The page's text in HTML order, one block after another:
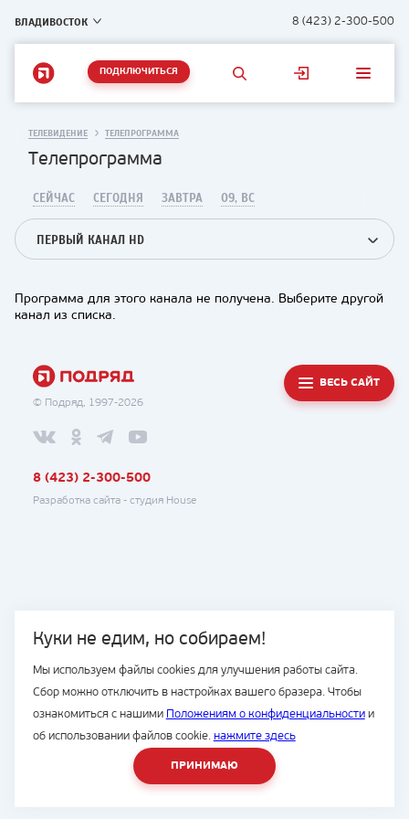
ВЛАДИВОСТОК 8 (423) 2-300-500
ПОДКЛЮЧИТЬСЯ
Куки не едим, но собираем!
Мы используем файлы cookies для улучшения работы сайта.
Сбор можно отключить в настройках вашего бразера. Чтобы
ознакомиться с нашими Положениям о конфиденциальностии
об использовании файлов cookie. нажмите здесь
ПРИНИМАЮ
ТЕЛЕВИДЕНИЕ ТЕЛЕПРОГРАММА
Телепрограмма
СЕЙЧАС СЕГОДНЯ ЗАВТРА 09, ВС
ПЕРВЫЙ КАНАЛ HD
Программа для этого канала не получена. Выберите другой
канал из списка.
© Подряд, 1997-2026
ВЕСЬ САЙТ
8 (423) 2-300-500
Разработка сайта - студия House